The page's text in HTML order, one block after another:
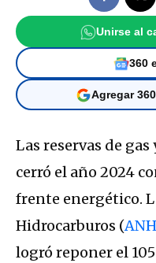
Unirse al
360
Agregar
Las reservas de
cerró el año 2024
frente energético.
Hidrocarburos (ANH
logró reponer el